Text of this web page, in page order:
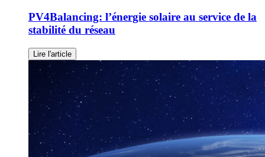
PV4Balancing: l’énergie solaire au service de la
stabilité du réseau
Lire l'article